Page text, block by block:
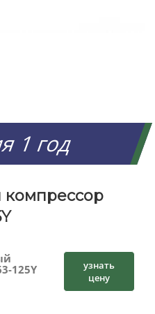
1 год
компрессор
125Y
узнать
цену